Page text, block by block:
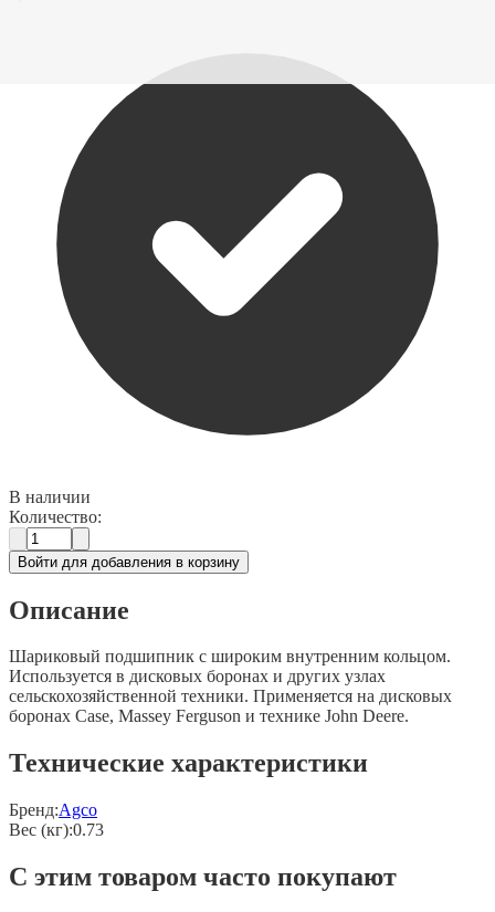
В наличии
Количество:
Войти для добавления в корзину
Описание
Шариковый подшипник с широким внутренним кольцом.
Используется в дисковых боронах и других узлах
сельскохозяйственной техники. Применяется на дисковых
боронах Case, Massey Ferguson и технике John Deere.
Технические характеристики
Бренд:Agco
Вес (кг):0.73
С этим товаром часто покупают